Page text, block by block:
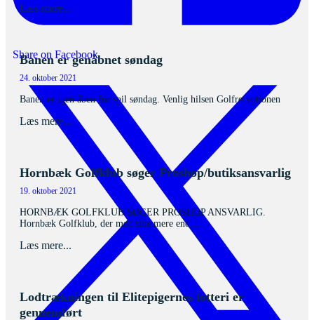
Share on Facebook
Læs mere...
Banen er genåbnet søndag
24. oktober 2021
Banen er igen åben for spil søndag. Venlig hilsen Golfreceptionen
Læs mere...
Hornbæk Golfklub søger Proshop/butiksansvarlig
19. oktober 2021
HORNBÆK GOLFKLUB SØGER PROSHOP ANSVARLIG.
Hornbæk Golfklub, der med sine mere end…
Læs mere...
Lodtrækningen til Elitepigernes lotteri er
gennemført